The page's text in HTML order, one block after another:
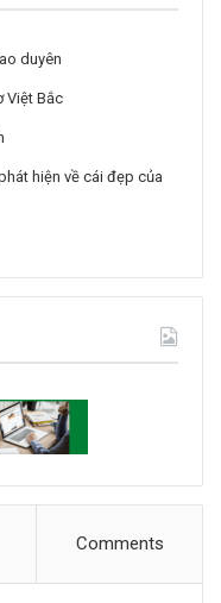
duyên
Việt Bắc
hiện về cái đẹp của
Comments